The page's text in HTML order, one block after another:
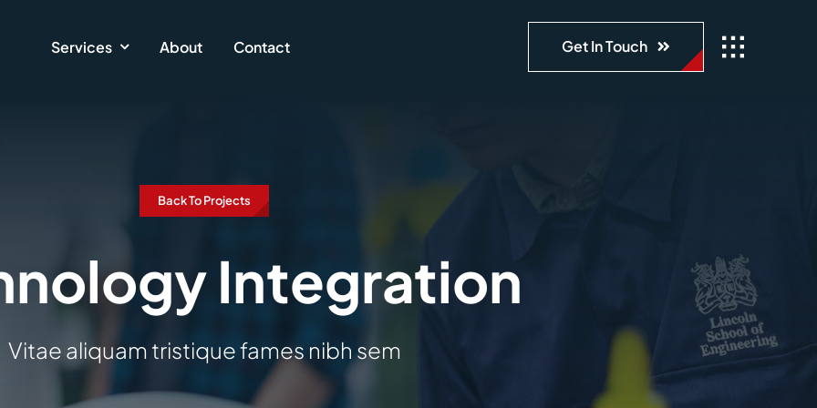
Services About Contact Get In Touch
Back To Projects
Integration
Vitae aliquam tristique fames nibh sem